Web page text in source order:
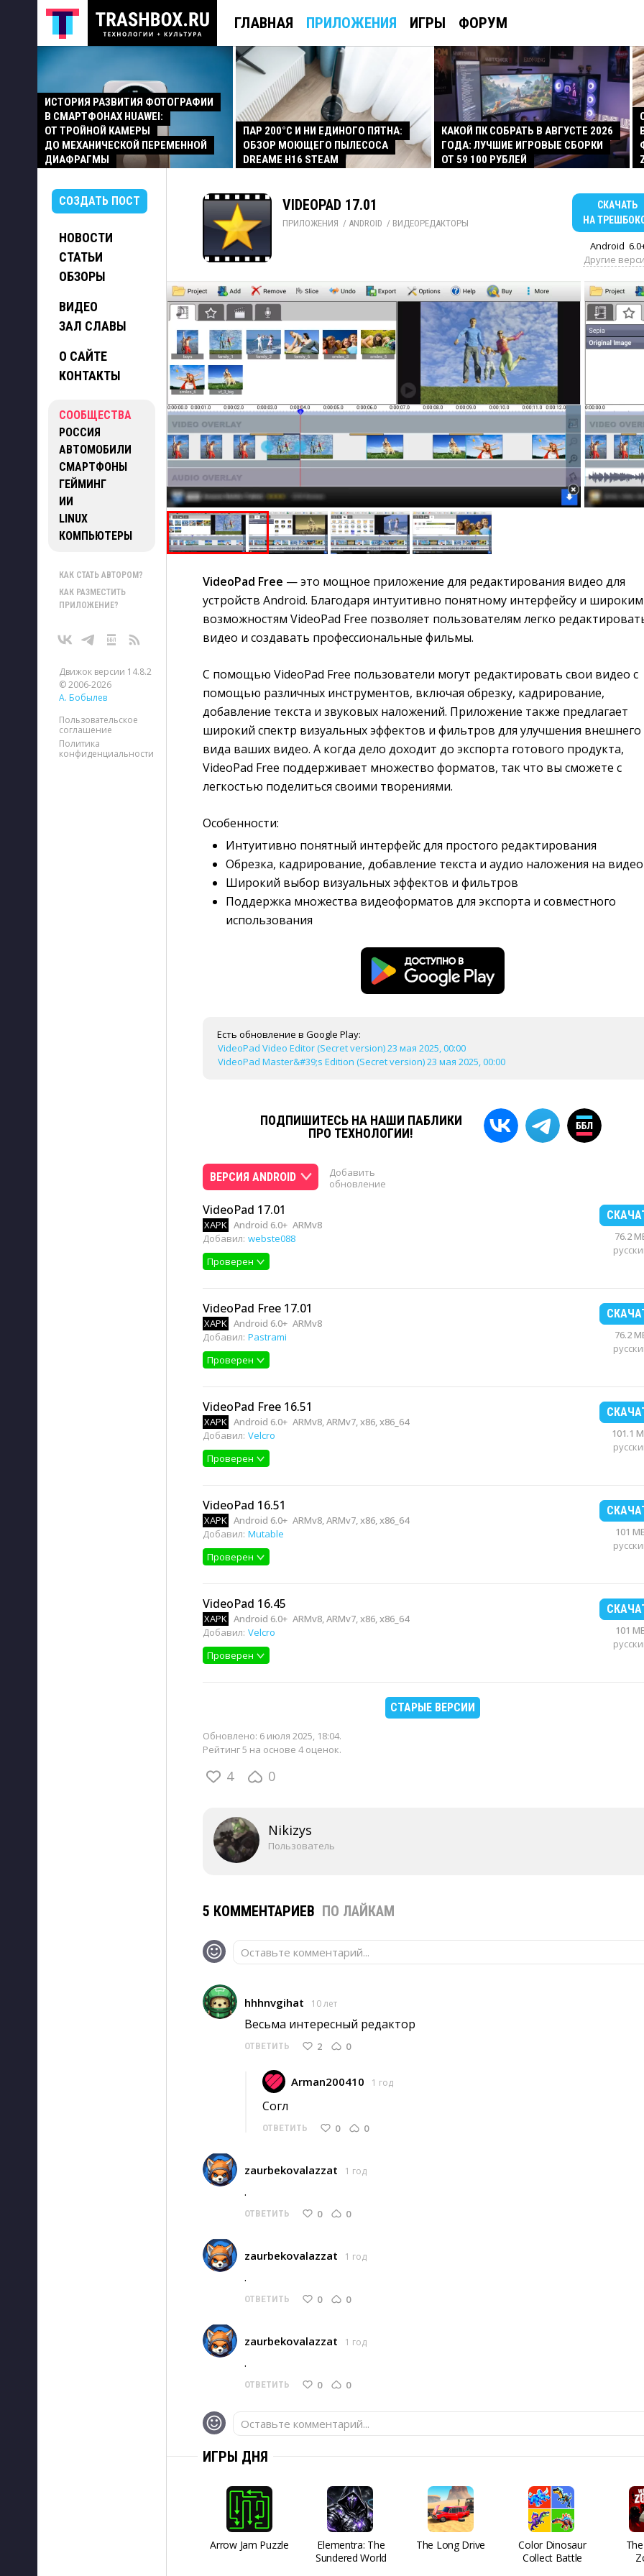
ГЛАВНАЯ ПРИЛОЖЕНИЯ ИГРЫ ФОРУМ
ИСТОРИЯ РАЗВИТИЯ ФОТОГРАФИИ
В СМАРТФОНАХ HUAWEI:
ОТ ТРОЙНОЙ КАМЕРЫ
ДО МЕХАНИЧЕСКОЙ ПЕРЕМЕННОЙ
ДИАФРАГМЫ
ПАР 200°C И НИ ЕДИНОГО ПЯТНА:
ОБЗОР МОЮЩЕГО ПЫЛЕСОСА
DREAME H16 STEAM
КАКОЙ ПК СОБРАТЬ В АВГУСТЕ 2026
ГОДА: ЛУЧШИЕ ИГРОВЫЕ СБОРКИ
ОТ 59 100 РУБЛЕЙ
СОЗДАТЬ ПОСТ
НОВОСТИ
СТАТЬИ
ОБЗОРЫ
ВИДЕО
ЗАЛ СЛАВЫ
О САЙТЕ
КОНТАКТЫ
СООБЩЕСТВА
РОССИЯ
АВТОМОБИЛИ
СМАРТФОНЫ
ГЕЙМИНГ
ИИ
LINUX
КОМПЬЮТЕРЫ
КАК СТАТЬ АВТОРОМ?
КАК РАЗМЕСТИТЬ
ПРИЛОЖЕНИЕ?
Движок версии 14.8.2
© 2006-2026
А. Бобылев
Пользовательское
соглашение
Политика
конфиденциальности
VIDEOPAD 17.01
ПРИЛОЖЕНИЯ / ANDROID / ВИДЕОРЕДАКТОРЫ
СКАЧАТЬ
НА
Android
Другие
VideoPad Free — это мощное приложение для редактирования видео для
устройств Android. Благодаря интуитивно понятному интерфейсу и широким
возможностям VideoPad Free позволяет пользователям легко
видео и создавать профессиональные фильмы.
С помощью VideoPad Free пользователи могут редактировать свои видео с
помощью различных инструментов, включая обрезку, кадрирование,
добавление текста и звуковых наложений. Приложение также предлагает
широкий спектр визуальных эффектов и фильтров для улучшения внешнего
вида ваших видео. А когда дело доходит до экспорта готового продукта,
VideoPad Free поддерживает множество форматов, так что вы сможете с
легкостью поделиться своими творениями.
Особенности:
Интуитивно понятный интерфейс для простого редактирования
Обрезка, кадрирование, добавление текста и аудио наложения на видео
Широкий выбор визуальных эффектов и фильтров
Поддержка множества видеоформатов для экспорта и совместного
использования
Есть обновление в Google Play:
VideoPad Video Editor (Secret version) 23 мая 2025, 00:00
VideoPad Master&#39;s Edition (Secret version) 23 мая 2025, 00:00
ПОДПИШИТЕСЬ НА НАШИ ПАБЛИКИ
ПРО ТЕХНОЛОГИИ!
ВЕРСИЯ ANDROID
Добавить
обновление
VideoPad 17.01
XAPK Android 6.0+ ARMv8
Добавил: webste088
Проверен
76.2
VideoPad Free 17.01
XAPK Android 6.0+ ARMv8
Добавил: Pastrami
Проверен
76.2
VideoPad Free 16.51
XAPK Android 6.0+ ARMv8, ARMv7, x86, x86_64
Добавил: Velcro
Проверен
101.1
VideoPad 16.51
XAPK Android 6.0+ ARMv8, ARMv7, x86, x86_64
Добавил: Mutable
Проверен
101
VideoPad 16.45
XAPK Android 6.0+ ARMv8, ARMv7, x86, x86_64
Добавил: Velcro
Проверен
101
СТАРЫЕ ВЕРСИИ
Обновлено: 6 июля 2025, 18:04.
Рейтинг 5 на основе 4 оценок.
4 0
Nikizys
Пользователь
5 КОММЕНТАРИЕВ ПО ЛАЙКАМ
Оставьте комментарий...
hhhnvgihat 10 лет
Весьма интересный редактор
ОТВЕТИТЬ 2 0
Arman200410 1 год
Согл
ОТВЕТИТЬ 0 0
zaurbekovalazzat 1 год
.
ОТВЕТИТЬ 0 0
zaurbekovalazzat 1 год
.
ОТВЕТИТЬ 0 0
zaurbekovalazzat 1 год
.
ОТВЕТИТЬ 0 0
Оставьте комментарий...
ИГРЫ ДНЯ
Arrow Jam Puzzle
Elementra: The
Sundered World
The Long Drive
Color Dinosaur
Collect Battle